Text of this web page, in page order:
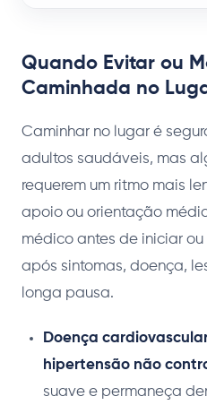
Quando Evitar ou
Caminhada no
Caminhar no lugar é
adultos saudáveis, mas
requerem um ritmo mais
apoio ou orientação
médico antes de iniciar
após sintomas, doença,
longa pausa.
Doença
hipertensão não
suave e permaneça